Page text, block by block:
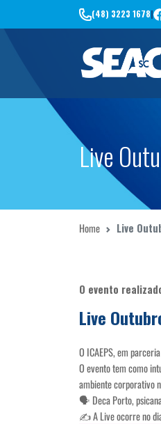
(48) 3223 1678|
Live
Home Live
O evento
Live
O ICAEPS, em
O evento tem como
ambiente corporativo
🗣️ Deca Porto,
✍️ A Live ocorre no